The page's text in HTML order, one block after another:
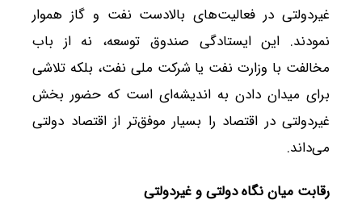
غیردولتی در فعالیت‌های بالادست نفت و گاز هموار
نمودند. این ایستادگی صندوق توسعه، نه از باب
مخالفت با وزارت نفت یا شرکت ملی نفت، بلکه تلاشی
برای میدان دادن به اندیشه‌ای است که حضور بخش
غیردولتی در اقتصاد را بسیار موفق‌تر از اقتصاد دولتی
می‌داند.
رقابت میان نگاه دولتی و غیردولتی